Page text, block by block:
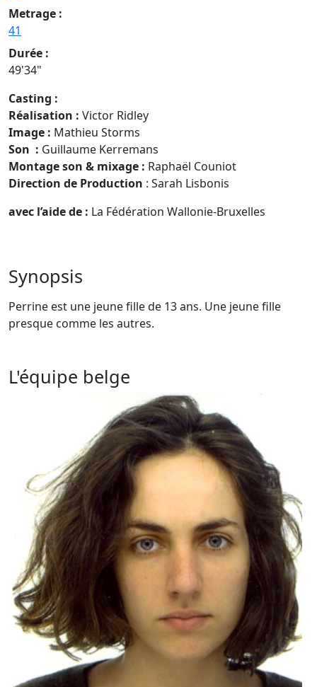
Metrage :
41
Durée :
49'34"
Casting :
Réalisation : Victor Ridley
Image : Mathieu Storms
Son : Guillaume Kerremans
Montage son & mixage : Raphaël Couniot
Direction de Production : Sarah Lisbonis
avec l’aide de : La Fédération Wallonie-Bruxelles
Synopsis
Perrine est une jeune fille de 13 ans. Une jeune fille
presque comme les autres.
L'équipe belge